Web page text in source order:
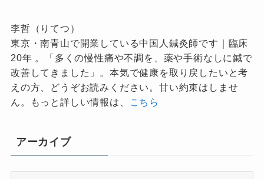
李哲（りてつ）
東京・南青山で開業している中国人鍼灸師です｜臨床
20年 。「多くの慢性痛や不調を、薬や手術なしに鍼で
改善してきました」。本気で健康を取り戻したいと考
えの方、どうぞお読みください。甘い約束はしませ
ん。もっと詳しい情報は、
こちら
アーカイブ